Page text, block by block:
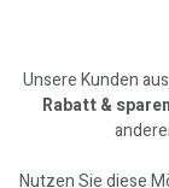
Unsere Kunden
Rabatt &
Nutzen Sie diese